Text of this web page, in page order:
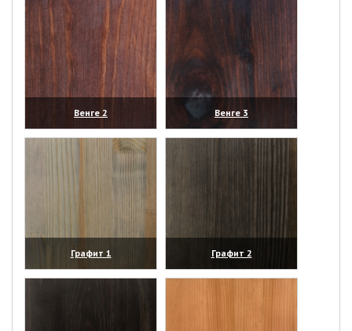
Венге 2
(увеличить)
Венге 3
(увеличить)
Графит 1
(увеличить)
Графит 2
(увеличить)